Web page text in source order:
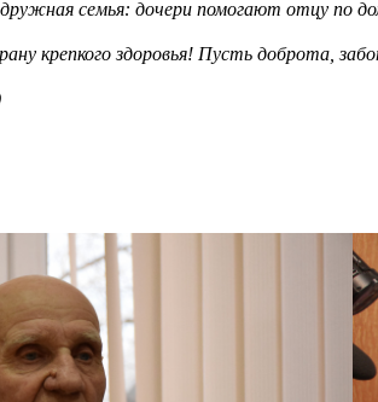
семья: дочери помогают отцу по
крепкого здоровья! Пусть доброта,